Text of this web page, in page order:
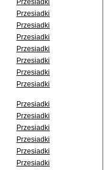
Przesiadki
Przesiadki
Przesiadki
Przesiadki
Przesiadki
Przesiadki
Przesiadki
Przesiadki
Przesiadki
Przesiadki
Przesiadki
Przesiadki
Przesiadki
Przesiadki